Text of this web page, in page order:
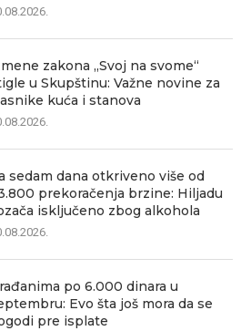
zakona „Svoj na svome“
u Skupštinu: Važne novine za
kuća i stanova
sedam dana otkriveno više od
prekoračenja brzine: Hiljadu
isključeno zbog alkohola
po 6.000 dinara u
Evo šta još mora da se
pre isplate